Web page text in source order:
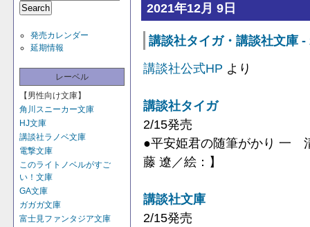
発売カレンダー
延期情報
レーベル
【男性向け文庫】
角川スニーカー文庫
HJ文庫
講談社ラノベ文庫
電撃文庫
このライトノベルがすご
い！文庫
GA文庫
ガガガ文庫
富士見ファンタジア文庫
2021年12月 9日
講談社タイガ・講談社文庫 -
講談社公式HP より
講談社タイガ
2/15発売
●平安姫君の随筆がかり 一
藤 遼／絵：】
講談社文庫
2/15発売